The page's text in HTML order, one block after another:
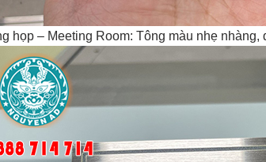
họp – Meeting Room: Tông màu nhẹ